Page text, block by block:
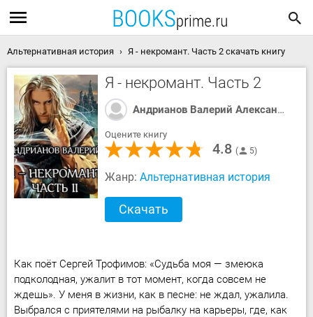
Альтернативная история Я - некромант. Часть 2 скачать книгу
Я - некромант. Часть 2
Андрианов Валерий Александрович
Оцените книгу
4.8 5
Жанр: Альтернативная история
Скачать
Как поёт Сергей Трофимов: «Судьба моя — змеюка
подколодная, ужалит в тот момент, когда совсем не
ждешь». У меня в жизни, как в песне: не ждал, ужалила.
Выбрался с приятелями на рыбалку на карьеры, где, как